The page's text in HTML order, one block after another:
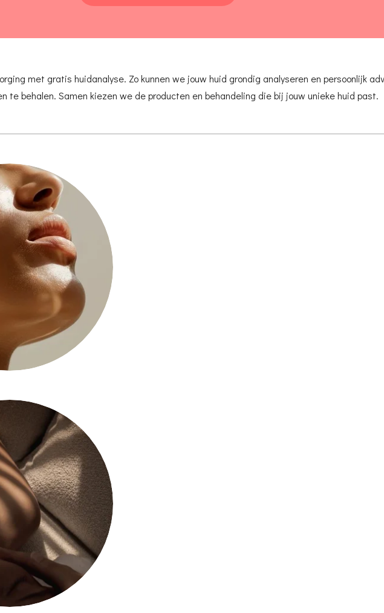
met gratis huidanalyse. Zo kunnen we jouw huid grondig analyseren en persoonlijk
te behalen. Samen kiezen we de producten en behandeling die bij jouw unieke huid past.